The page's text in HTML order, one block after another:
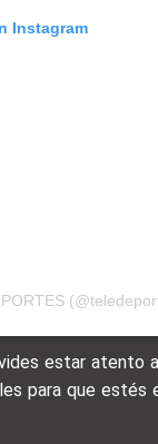
Instagram
estar atento
para que estés